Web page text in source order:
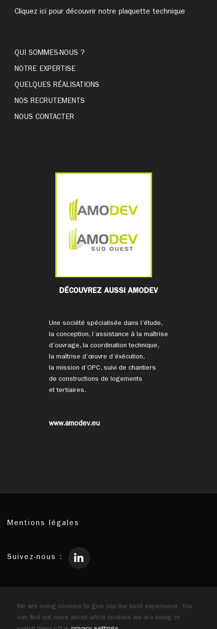
Cliquez ici pour découvrir notre plaquette technique
QUI SOMMES-NOUS ?
NOTRE EXPERTISE
QUELQUES RÉALISATIONS
NOS RECRUTEMENTS
NOUS CONTACTER
DÉCOUVREZ AUSSI AMODEV
Une société spécialisée dans l’étude,
la conception, l’assistance à la maîtrise
d’ouvrage, la coordination technique,
la maîtrise d’œuvre d’éxécution,
la mission d’OPC, suivi de chantiers
de constructions de logements
et tertiaires.
www.amodev.eu
Mentions légales
Suivez-nous :
réseau :
We are using cookies to give you the best experience. You
can find out more about which cookies we are using or